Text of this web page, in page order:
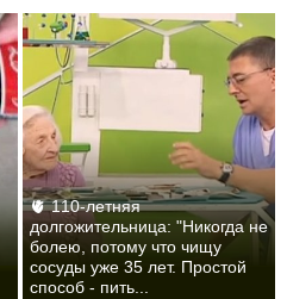
🫀 110-летняя
долгожительница: "Никогда не
болею, потому что чищу
сосуды уже 35 лет. Простой
способ - пить...